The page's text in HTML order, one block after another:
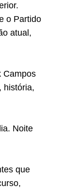
o Partido
atual,
Campos
história,
Noite
que